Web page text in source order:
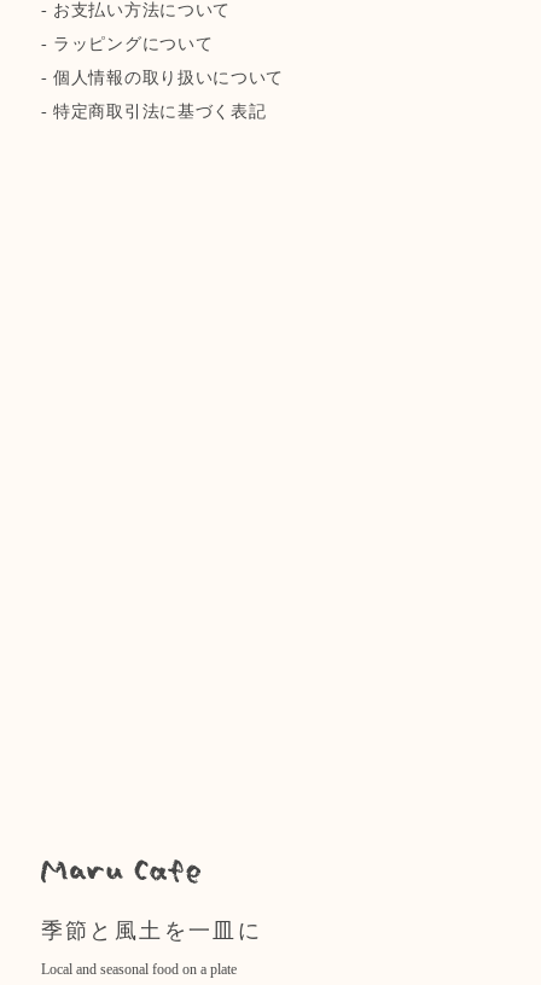
- お支払い方法について
- ラッピングについて
- 個人情報の取り扱いについて
- 特定商取引法に基づく表記
季節と風土を一皿に
Local and seasonal food on a plate